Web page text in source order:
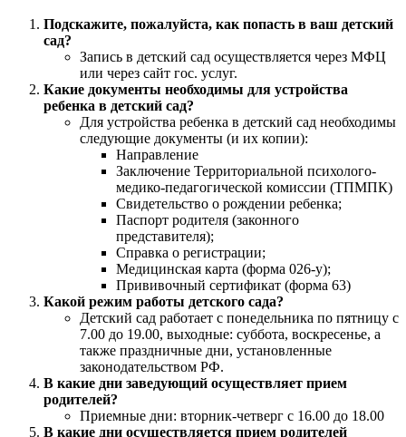
Подскажите, пожалуйста, как попасть в ваш детский
сад?
Запись в детский сад осуществляется через МФЦ
или через сайт гос. услуг.
Какие документы необходимы для устройства
ребенка в детский сад?
Для устройства ребенка в детский сад необходимы
следующие документы (и их копии):
Направление
Заключение Территориальной психолого-
медико-педагогической комиссии (ТПМПК)
Свидетельство о рождении ребенка;
Паспорт родителя (законного
представителя);
Справка о регистрации;
Медицинская карта (форма 026-у);
Прививочный сертификат (форма 63)
Какой режим работы детского сада?
Детский сад работает с понедельника по пятницу с
7.00 до 19.00, выходные: суббота, воскресенье, а
также праздничные дни, установленные
законодательством РФ.
В какие дни заведующий осуществляет прием
родителей?
Приемные дни: вторник-четверг с 16.00 до 18.00
В какие дни осуществляется прием родителей